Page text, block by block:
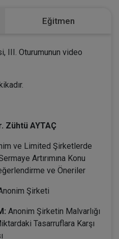
Eğitmen
III. Oturumunun video
Zühtü AYTAÇ
ve Limited Şirketlerde
Artırımına Konu
ve Öneriler
Şirketi
Anonim Şirketin Malvarlığı
Tasarruflara Karşı